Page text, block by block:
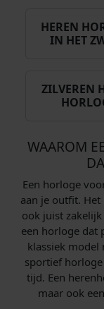
HEREN
IN HET
ZILVEREN
WAAROM
Een horloge
aan je outfit.
ook juist
een horloge dat
klassiek model
sportief
tijd. Een
maar ook